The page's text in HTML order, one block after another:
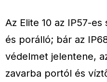
Az Elite 10 az IP57-
és porálló; bár az
védelmet jelentene,
zavarba portól és